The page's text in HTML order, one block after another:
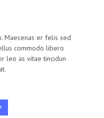
Maecenas er felis sed
commodo libero
leo as vitae tincidun